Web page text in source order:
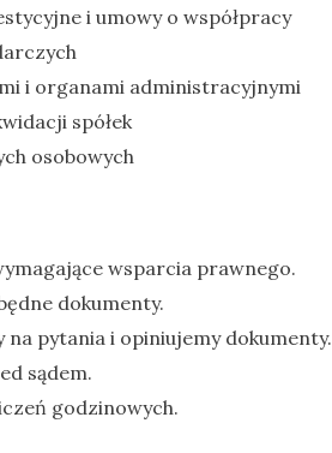
i umowy o współpracy
i organami administracyjnymi
spółek
osobowych
wsparcia prawnego.
dokumenty.
pytania i opiniujemy dokumenty.
sądem.
godzinowych.